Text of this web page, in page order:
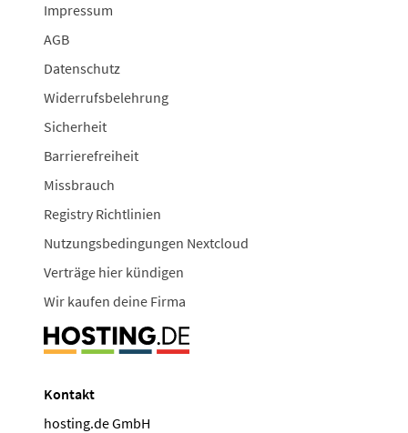
Impressum
AGB
Datenschutz
Widerrufsbelehrung
Sicherheit
Barrierefreiheit
Missbrauch
Registry Richtlinien
Nutzungsbedingungen Nextcloud
Verträge hier kündigen
Wir kaufen deine Firma
Kontakt
hosting.de GmbH